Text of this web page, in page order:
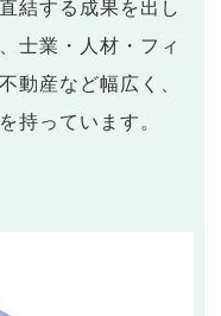
結する成果を出し
士業・人材・フィ
動産など幅広く、
持っています。